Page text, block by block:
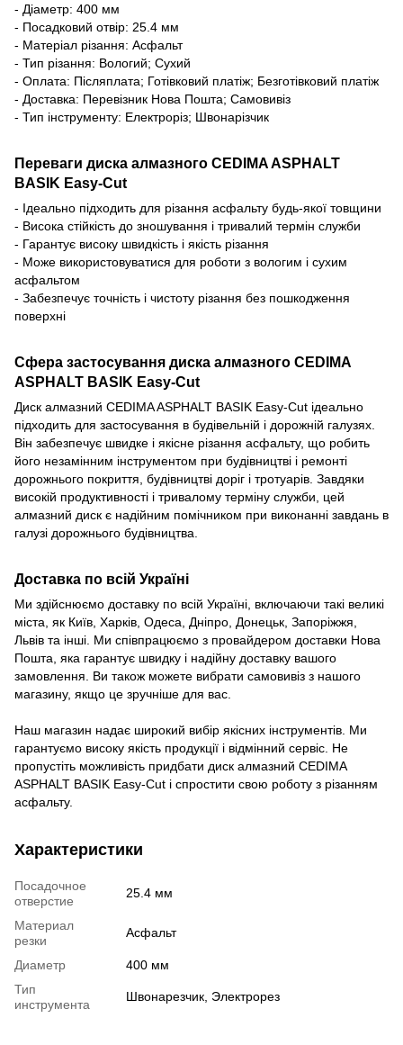
- Діаметр: 400 мм
- Посадковий отвір: 25.4 мм
- Матеріал різання: Асфальт
- Тип різання: Вологий; Сухий
- Оплата: Післяплата; Готівковий платіж; Безготівковий платіж
- Доставка: Перевізник Нова Пошта; Самовивіз
- Тип інструменту: Електроріз; Швонарізчик
Переваги диска алмазного CEDIMA ASPHALT
BASIK Easy-Cut
- Ідеально підходить для різання асфальту будь-якої товщини
- Висока стійкість до зношування і тривалий термін служби
- Гарантує високу швидкість і якість різання
- Може використовуватися для роботи з вологим і сухим
асфальтом
- Забезпечує точність і чистоту різання без пошкодження
поверхні
Сфера застосування диска алмазного CEDIMA
ASPHALT BASIK Easy-Cut
Диск алмазний CEDIMA ASPHALT BASIK Easy-Cut ідеально
підходить для застосування в будівельній і дорожній галузях.
Він забезпечує швидке і якісне різання асфальту, що робить
його незамінним інструментом при будівництві і ремонті
дорожнього покриття, будівництві доріг і тротуарів. Завдяки
високій продуктивності і тривалому терміну служби, цей
алмазний диск є надійним помічником при виконанні завдань в
галузі дорожнього будівництва.
Доставка по всій Україні
Ми здійснюємо доставку по всій Україні, включаючи такі великі
міста, як Київ, Харків, Одеса, Дніпро, Донецьк, Запоріжжя,
Львів та інші. Ми співпрацюємо з провайдером доставки Нова
Пошта, яка гарантує швидку і надійну доставку вашого
замовлення. Ви також можете вибрати самовивіз з нашого
магазину, якщо це зручніше для вас.
Наш магазин надає широкий вибір якісних інструментів. Ми
гарантуємо високу якість продукції і відмінний сервіс. Не
пропустіть можливість придбати диск алмазний CEDIMA
ASPHALT BASIK Easy-Cut і спростити свою роботу з різанням
асфальту.
Характеристики
Посадочное
отверстие
25.4 мм
Материал
резки
Асфальт
Диаметр
400 мм
Тип
инструмента
Швонарезчик, Электрорез